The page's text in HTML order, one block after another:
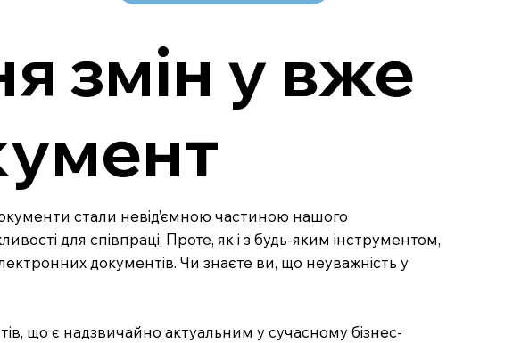
змін у вже
документи стали невід’ємною частиною нашого
для співпраці. Проте, як і з будь-яким інструментом,
документів. Чи знаєте ви, що неуважність у
що є надзвичайно актуальним у сучасному бізнес-